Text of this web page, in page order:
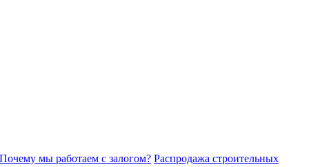
Почему мы работаем с залогом? Распродажа строительных